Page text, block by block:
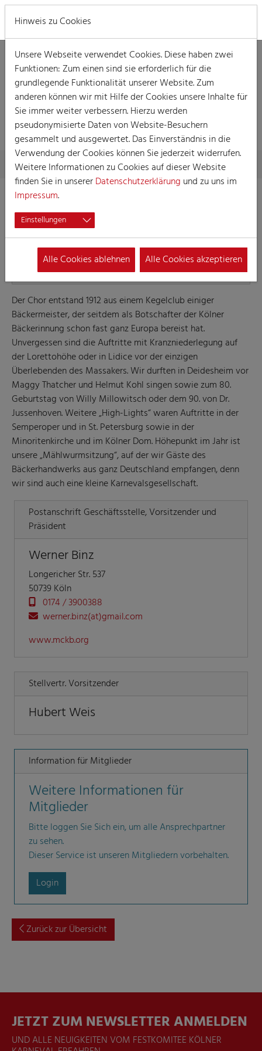
DETAILLIERTE
INFORMATIONEN
Skip to main content
You are here:
Home Detaillierte Informationen
Männerchor Kölner
Bäcker von 1912 e.V.
Der Chor entstand 1912 aus einem Kegelclub einiger
Bäckermeister, der seitdem als Botschafter der Kölner
Bäckerinnung schon fast ganz Europa bereist hat.
Unvergessen sind die Auftritte mit Kranzniederlegung auf
der Lorettohöhe oder in Lidice vor der einzigen
Überlebenden des Massakers. Wir durften in Deidesheim vor
Maggy Thatcher und Helmut Kohl singen sowie zum 80.
Geburtstag von Willy Millowitsch oder dem 90. von Dr.
Jussenhoven. Weitere „High-Lights“ waren Auftritte in der
Semperoper und in St. Petersburg sowie in der
Minoritenkirche und im Kölner Dom. Höhepunkt im Jahr ist
unsere „Mählwurmsitzung“, auf der wir Gäste des
Bäckerhandwerks aus ganz Deutschland empfangen, denn
wir sind auch eine kleine Karnevalsgesellschaft.
Postanschrift Geschäftsstelle, Vorsitzender und
Präsident
Werner Binz
Longericher Str. 537
50739 Köln
0174 / 3900388
werner.binz(at)gmail.com
www.mckb.org
Stellvertr. Vorsitzender
Hubert Weis
Information für Mitglieder
Weitere Informationen für
Mitglieder
Bitte loggen Sie Sich ein, um alle Ansprechpartner
zu sehen.
Dieser Service ist unseren Mitgliedern vorbehalten.
Login
Zurück zur Übersicht
JETZT ZUM NEWSLETTER ANMELDEN
UND ALLE NEUIGKEITEN VOM FESTKOMITEE KÖLNER
Hinweis zu Cookies
Unsere Webseite verwendet Cookies. Diese haben zwei
Funktionen: Zum einen sind sie erforderlich für die
grundlegende Funktionalität unserer Website. Zum
anderen können wir mit Hilfe der Cookies unsere Inhalte für
Sie immer weiter verbessern. Hierzu werden
pseudonymisierte Daten von Website-Besuchern
gesammelt und ausgewertet. Das Einverständnis in die
Verwendung der Cookies können Sie jederzeit widerrufen.
Weitere Informationen zu Cookies auf dieser Website
finden Sie in unsererDatenschutzerklärung und zu uns im
Impressum.
Einstellungen
Alle Cookies ablehnen Alle Cookies akzeptieren